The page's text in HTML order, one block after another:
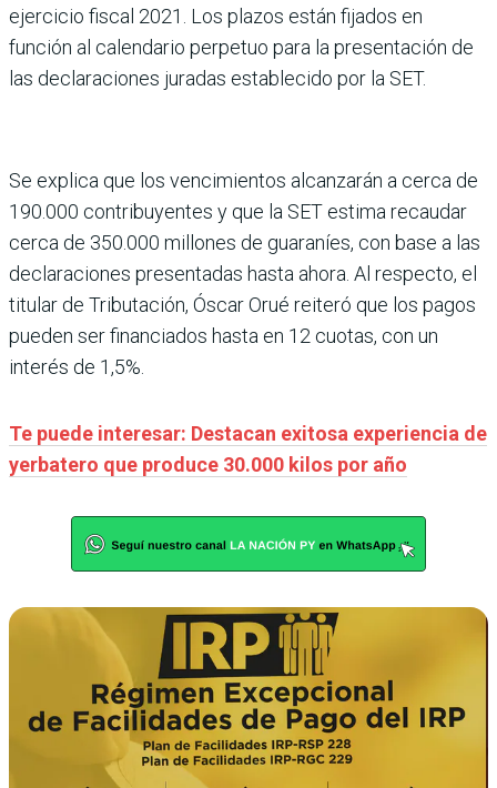
ejercicio fiscal 2021. Los plazos están fijados en
función al calendario perpetuo para la presentación de
las declaraciones juradas establecido por la SET.
Se explica que los vencimientos alcanzarán a cerca de
190.000 contribuyentes y que la SET estima recaudar
cerca de 350.000 millones de guaraníes, con base a las
declaraciones presentadas hasta ahora. Al respecto, el
titular de Tributación, Óscar Orué reiteró que los pagos
pueden ser financiados hasta en 12 cuotas, con un
interés de 1,5%.
Te puede interesar: Destacan exitosa experiencia de
yerbatero que produce 30.000 kilos por año